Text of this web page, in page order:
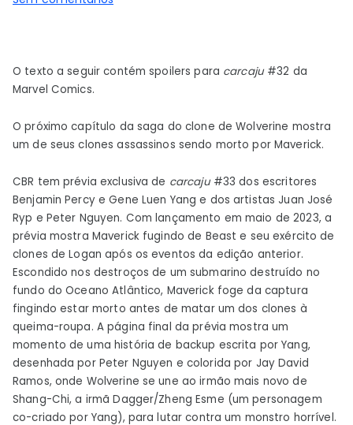
clones
esquenta
um
terrível
assassinato
O texto a seguir contém spoilers para carcaju #32 da
Marvel Comics.
O próximo capítulo da saga do clone de Wolverine mostra
um de seus clones assassinos sendo morto por Maverick.
CBR tem prévia exclusiva de carcaju #33 dos escritores
Benjamin Percy e Gene Luen Yang e dos artistas Juan José
Ryp e Peter Nguyen. Com lançamento em maio de 2023, a
prévia mostra Maverick fugindo de Beast e seu exército de
clones de Logan após os eventos da edição anterior.
Escondido nos destroços de um submarino destruído no
fundo do Oceano Atlântico, Maverick foge da captura
fingindo estar morto antes de matar um dos clones à
queima-roupa. A página final da prévia mostra um
momento de uma história de backup escrita por Yang,
desenhada por Peter Nguyen e colorida por Jay David
Ramos, onde Wolverine se une ao irmão mais novo de
Shang-Chi, a irmã Dagger/Zheng Esme (um personagem
co-criado por Yang), para lutar contra um monstro horrível.